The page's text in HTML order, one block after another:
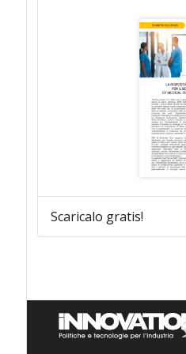
Scaricalo gratis!